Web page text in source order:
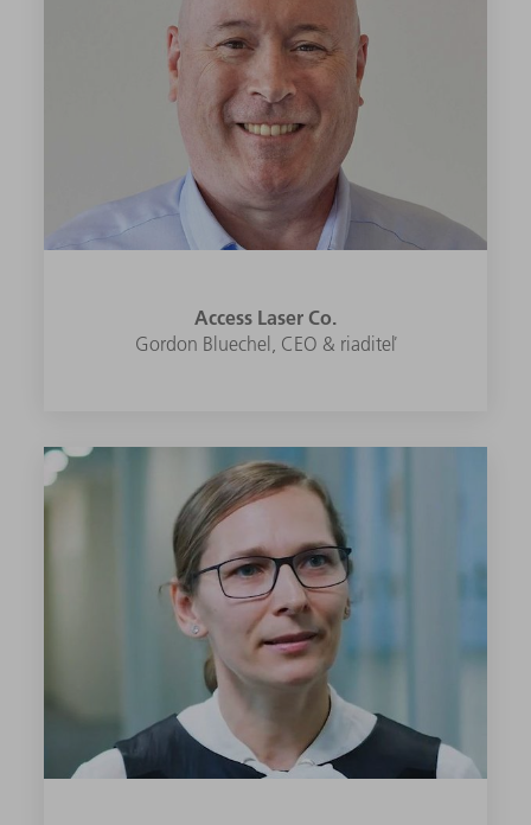
Access Laser Co.
Gordon Bluechel, CEO & riaditeľ